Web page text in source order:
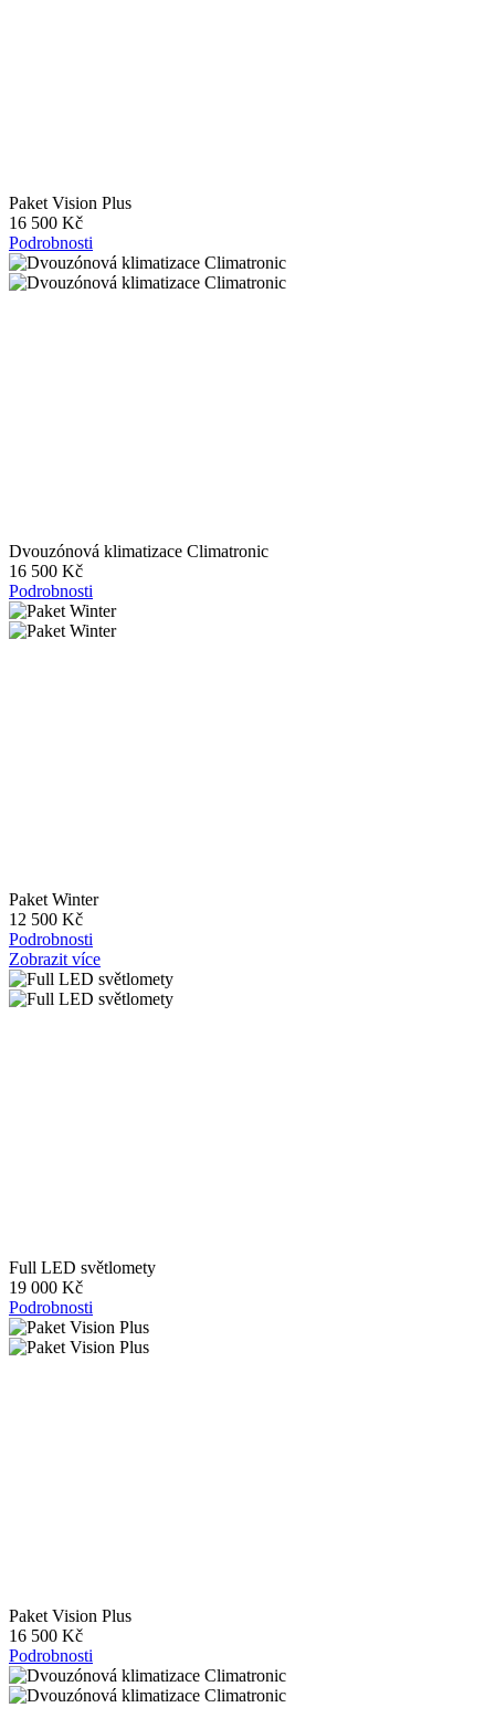
Paket Vision Plus
16 500 Kč
Podrobnosti
Dvouzónová klimatizace Climatronic
16 500 Kč
Podrobnosti
Paket Winter
12 500 Kč
Podrobnosti
Zobrazit více
Full LED světlomety
19 000 Kč
Podrobnosti
Paket Vision Plus
16 500 Kč
Podrobnosti